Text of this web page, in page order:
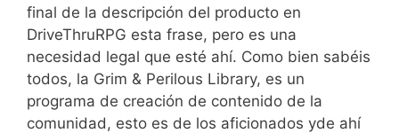
final de la descripción del producto en
DriveThruRPG esta frase, pero es una
necesidad legal que esté ahí. Como bien sabéis
todos, la Grim & Perilous Library, es un
programa de creación de contenido de la
comunidad, esto es de los aficionados yde ahí